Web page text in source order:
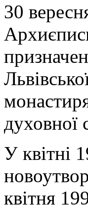
30
духовної
У квітні
квітня